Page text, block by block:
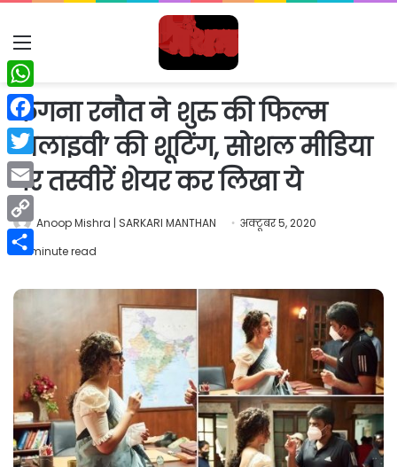
Menu
कंगना रनौत ने शुरु की फिल्म
‘थलाइवी’ की शूटिंग, सोशल मीडिया
पर तस्वीरें शेयर कर लिखा ये
Anoop Mishra | SARKARI MANTHAN
अक्टूबर 5, 2020
1 minute read
WhatsApp
Facebook
Twitter
Email
Copy
Link